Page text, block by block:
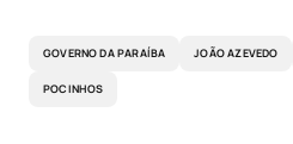
GOVERNO DA PARAÍBA JOÃO AZEVEDO
POCINHOS